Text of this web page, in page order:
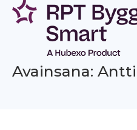
Siirry
sisältöön
Avainsana: